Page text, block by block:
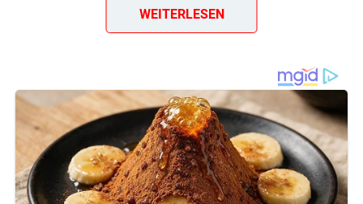
Schokoladen-Torte
Zutaten
9 Eier
250 g Zucker
175 g geriebene Haselnüsse
250 g bittere Schokolade
WEITERLESEN